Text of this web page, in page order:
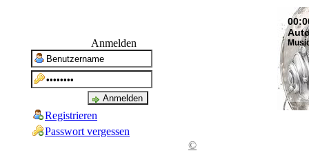
Anmelden
Registrieren
Passwort vergessen
©